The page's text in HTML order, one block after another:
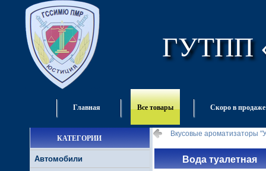
ГУТПП
Главная Все товары Скоро в продаже
КАТЕГОРИИ
Автомобили
Вкусовые ароматизаторы
Вода туалетная